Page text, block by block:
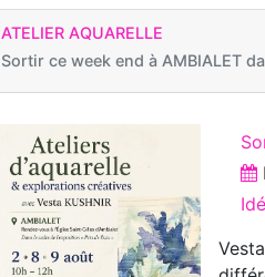
ATELIER AQUARELLE
Sortir ce week end à AMBIALET